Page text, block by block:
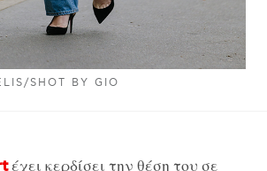
SHOT BY GIO
έχει κερδίσει την θέση του σε